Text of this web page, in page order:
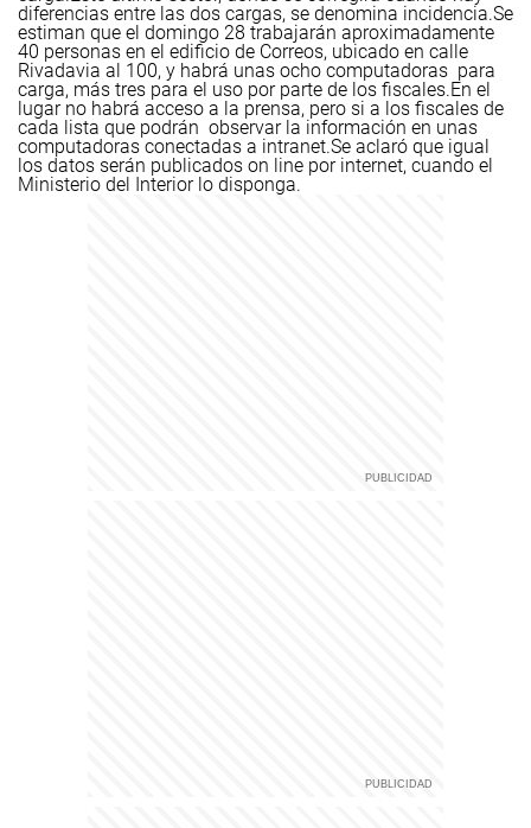
diferencias entre las dos cargas, se denomina incidencia.Se
estiman que el domingo 28 trabajarán aproximadamente
40 personas en el edificio de Correos, ubicado en calle
Rivadavia al 100, y habrá unas ocho computadoras para
carga, más tres para el uso por parte de los fiscales.En el
lugar no habrá acceso a la prensa, pero si a los fiscales de
cada lista que podrán observar la información en unas
computadoras conectadas a intranet.Se aclaró que igual
los datos serán publicados on line por internet, cuando el
Ministerio del Interior lo disponga.